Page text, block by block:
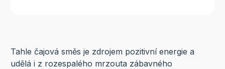
Tahle čajová směs je zdrojem pozitivní energie a
udělá i z rozespalého mrzouta zábavného